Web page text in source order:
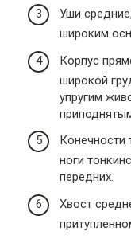
Уши
широким
Корпус
широкой
упругим
Конечности
ноги
передних.
Хвост